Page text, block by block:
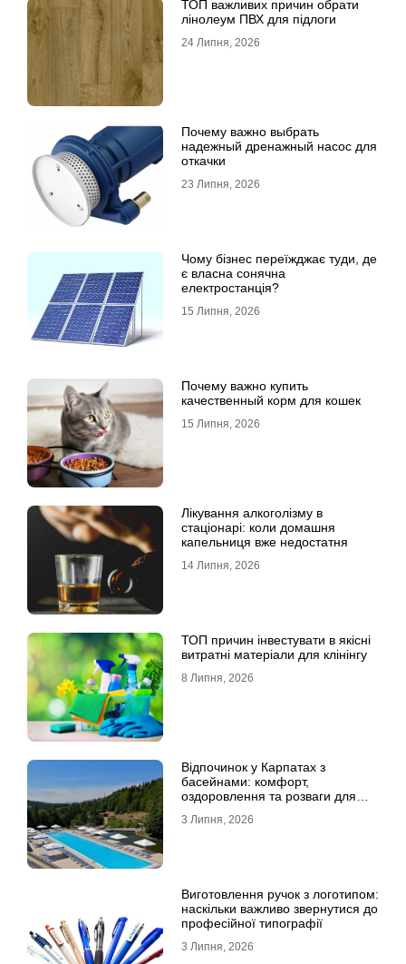
ТОП важливих причин обрати
лінолеум ПВХ для підлоги
24 Липня, 2026
Почему важно выбрать
надежный дренажный насос для
откачки
23 Липня, 2026
Чому бізнес переїжджає туди, де
є власна сонячна
електростанція?
15 Липня, 2026
Почему важно купить
качественный корм для кошек
15 Липня, 2026
Лікування алкоголізму в
стаціонарі: коли домашня
капельниця вже недостатня
14 Липня, 2026
ТОП причин інвестувати в якісні
витратні матеріали для клінінгу
8 Липня, 2026
Відпочинок у Карпатах з
басейнами: комфорт,
оздоровлення та розваги для
3 Липня, 2026
Виготовлення ручок з логотипом:
наскільки важливо звернутися до
професійної типографії
3 Липня, 2026